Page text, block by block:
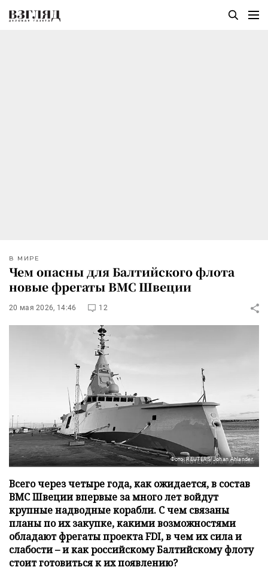
В МИРЕ
Чем опасны для Балтийского флота
новые фрегаты ВМС Швеции
20 мая 2026, 14:46 12
Фото: REUTERS/Johan Ahlander
Всего через четыре года, как ожидается, в состав
ВМС Швеции впервые за много лет войдут
крупные надводные корабли. С чем связаны
планы по их закупке, какими возможностями
обладают фрегаты проекта FDI, в чем их сила и
слабости – и как российскому Балтийскому флоту
стоит готовиться к их появлению?